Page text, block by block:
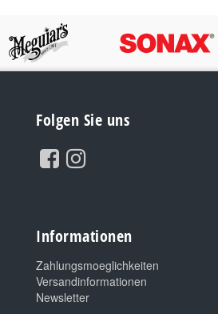
Folgen Sie uns
Informationen
Zahlungsmoeglichkeiten
Versandinformationen
Newsletter